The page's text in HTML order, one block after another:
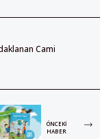
Cami
ÖNCEKI
HABER